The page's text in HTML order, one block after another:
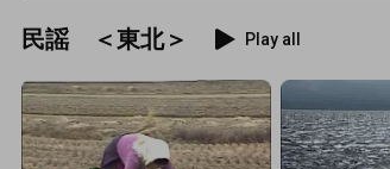
民謡 ＜東北＞ Play all